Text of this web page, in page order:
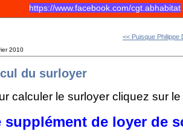
https://www.facebook.com/cgt.abhabitat
<< Puisque Philippe
2010
du surloyer
calculer le surloyer cliquez sur
supplément de loyer de